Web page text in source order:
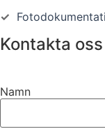
✓
Kontakta
Namn